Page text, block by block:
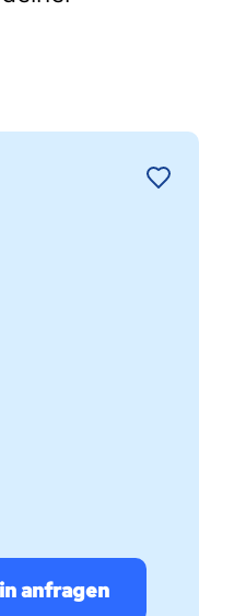
anfragen